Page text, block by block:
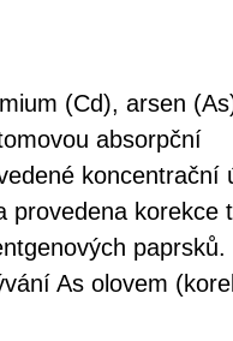
(Cd), arsen
absorpční
koncentrační
provedena korekce
paprsků.
As olovem